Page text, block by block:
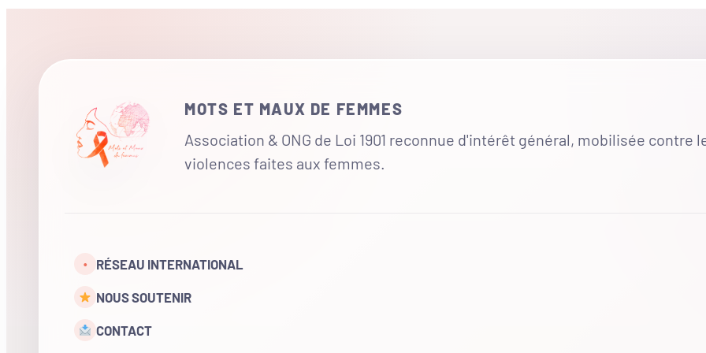
MOTS ET MAUX DE FEMMES
Association & ONG de Loi 1901 reconnue d'intérêt général, mobilisée contre
violences faites aux femmes.
• RÉSEAU INTERNATIONAL
NOUS SOUTENIR
CONTACT